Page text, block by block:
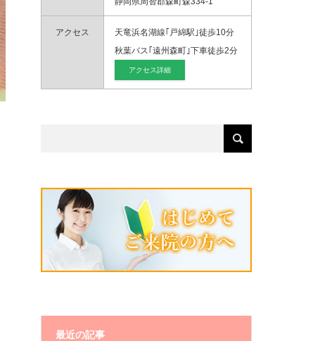
アクセス
天竜浜名湖線｢戸綿駅｣徒歩10分
秋葉バス｢遠州森町｣下車徒歩2分
アクセス詳細
最近の記事